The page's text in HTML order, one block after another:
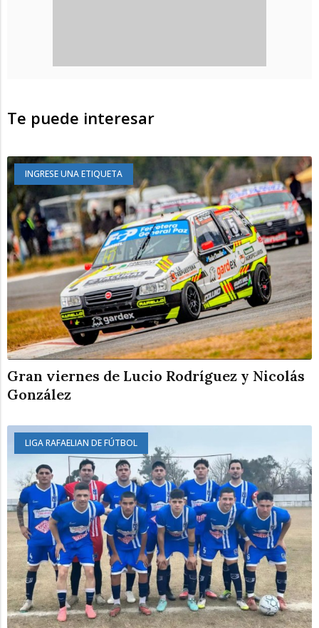
Te puede interesar
INGRESE UNA ETIQUETA
Gran viernes de Lucio Rodríguez y Nicolás
González
LIGA RAFAELIAN DE FÚTBOL